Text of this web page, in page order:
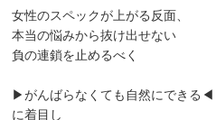
女性のスペックが上がる反面、
本当の悩みから抜け出せない
負の連鎖を止めるべく
▶がんばらなくても自然にできる◀
に着目し